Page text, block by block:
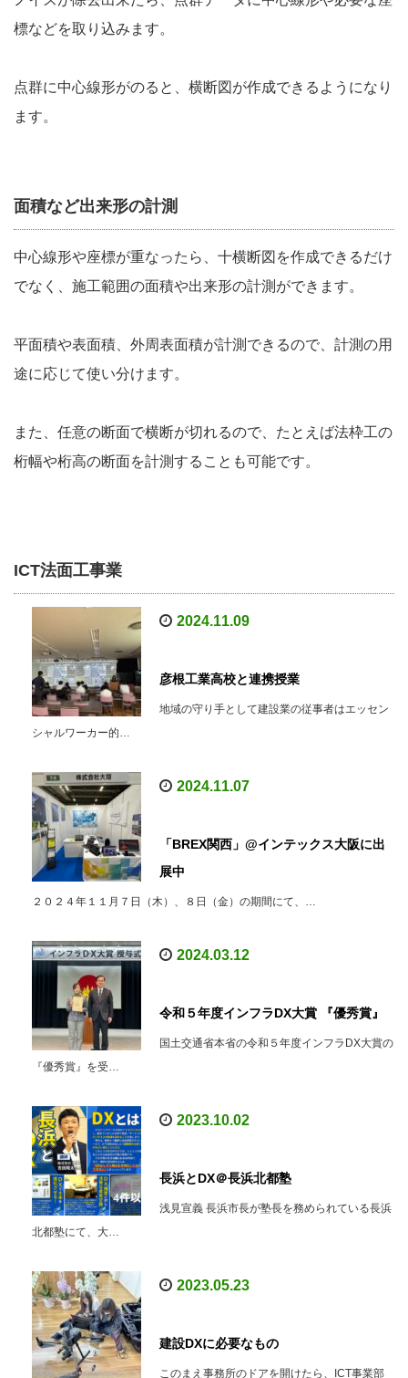
標などを取り込みます。
点群に中心線形がのると、横断図が作成できるようになり
ます。
面積など出来形の計測
中心線形や座標が重なったら、十横断図を作成できるだけ
でなく、施工範囲の面積や出来形の計測ができます。
平面積や表面積、外周表面積が計測できるので、計測の用
途に応じて使い分けます。
また、任意の断面で横断が切れるので、たとえば法枠工の
桁幅や桁高の断面を計測することも可能です。
ICT法面工事業
2024.11.09
彦根工業高校と連携授業
地域の守り手として建設業の従事者はエッセン
シャルワーカー的…
2024.11.07
「BREX関西」@インテックス大阪に出
展中
２０２４年１１月７日（木）、８日（金）の期間にて、…
2024.03.12
令和５年度インフラDX大賞 『優秀賞』
国土交通省本省の令和５年度インフラDX大賞の
『優秀賞』を受…
2023.10.02
長浜とDX＠長浜北都塾
浅見宣義 長浜市長が塾長を務められている長浜
北都塾にて、大…
2023.05.23
建設DXに必要なもの
このまえ事務所のドアを開けたら、ICT事業部